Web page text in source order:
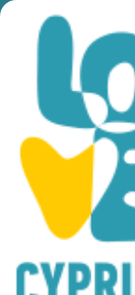
You are here: Home
LARNACA
LARNACA